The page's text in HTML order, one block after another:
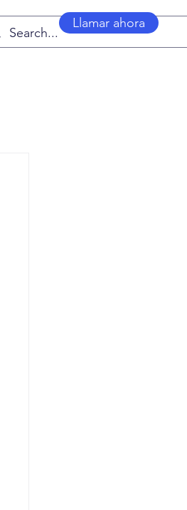
Llamar ahora